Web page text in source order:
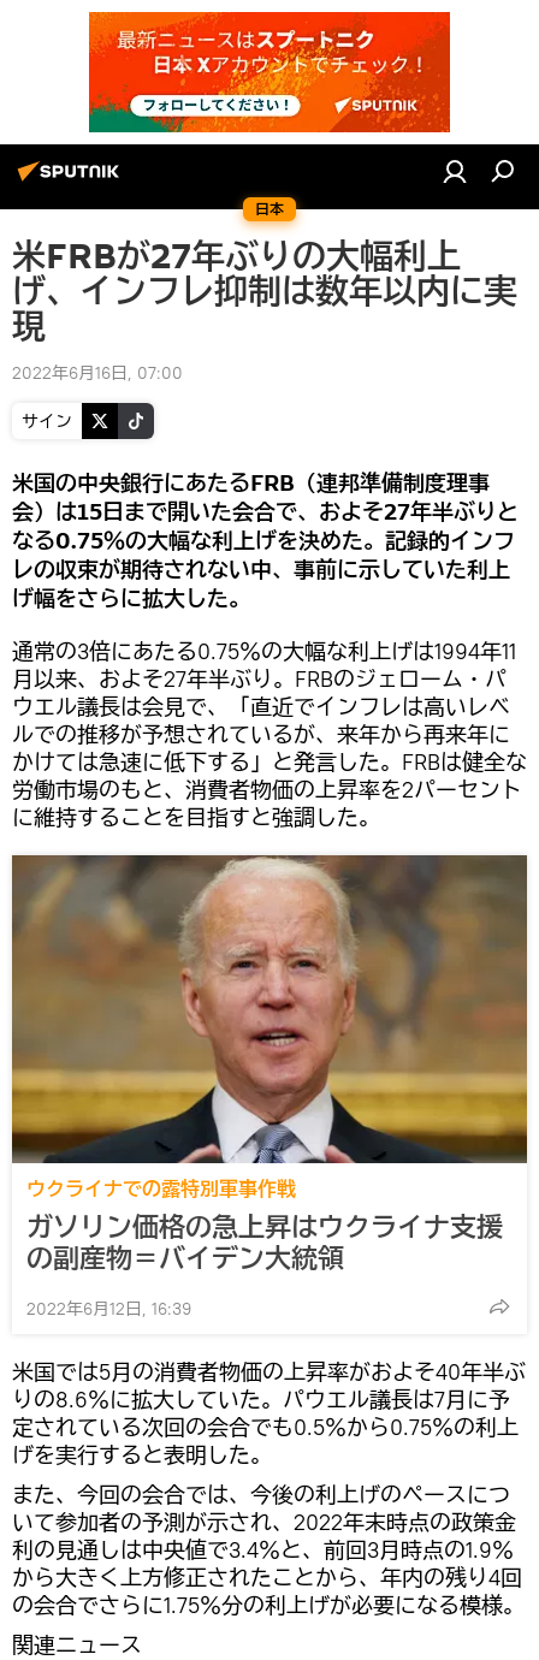
日本
米FRBが27年ぶりの大幅利上
げ、インフレ抑制は数年以内に実
現
2022年6月16日, 07:00
サイン
米国の中央銀行にあたるFRB（連邦準備制度理事
会）は15日まで開いた会合で、およそ27年半ぶりと
なる0.75％の大幅な利上げを決めた。記録的インフ
レの収束が期待されない中、事前に示していた利上
げ幅をさらに拡大した。
通常の3倍にあたる0.75％の大幅な利上げは1994年11
月以来、およそ27年半ぶり。FRBのジェローム・パ
ウエル議長は会見で、「直近でインフレは高いレベ
ルでの推移が予想されているが、来年から再来年に
かけては急速に低下する」と発言した。FRBは健全な
労働市場のもと、消費者物価の上昇率を2パーセント
に維持することを目指すと強調した。
ウクライナでの露特別軍事作戦
ガソリン価格の急上昇はウクライナ支援
の副産物＝バイデン大統領
2022年6月12日, 16:39
米国では5月の消費者物価の上昇率がおよそ40年半ぶ
りの8.6％に拡大していた。パウエル議長は7月に予
定されている次回の会合でも0.5％から0.75％の利上
げを実行すると表明した。
また、今回の会合では、今後の利上げのペースにつ
いて参加者の予測が示され、2022年末時点の政策金
利の見通しは中央値で3.4％と、前回3月時点の1.9％
から大きく上方修正されたことから、年内の残り4回
の会合でさらに1.75％分の利上げが必要になる模様。
関連ニュース